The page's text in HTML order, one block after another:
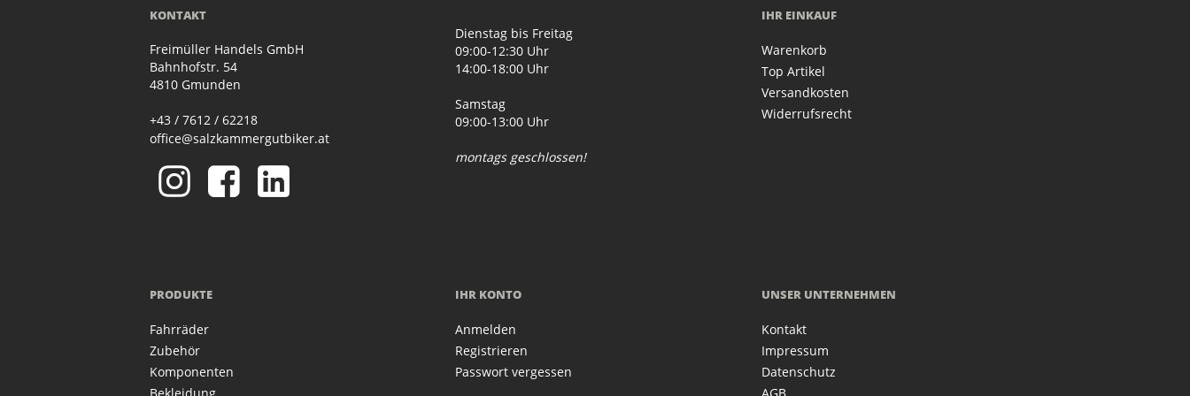
KONTAKT
Freimüller Handels GmbH
Bahnhofstr. 54
4810 Gmunden
+43 / 7612 / 62218
office@salzkammergutbiker.at
Dienstag bis Freitag
09:00-12:30 Uhr
14:00-18:00 Uhr
Samstag
09:00-13:00 Uhr
montags geschlossen!
IHR EINKAUF
Warenkorb
Top Artikel
Versandkosten
Widerrufsrecht
PRODUKTE
Fahrräder
Zubehör
Komponenten
IHR KONTO
Anmelden
Registrieren
Passwort vergessen
UNSER UNTERNEHMEN
Kontakt
Impressum
Datenschutz